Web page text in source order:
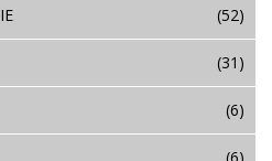
(52)
(31)
(6)
(6)